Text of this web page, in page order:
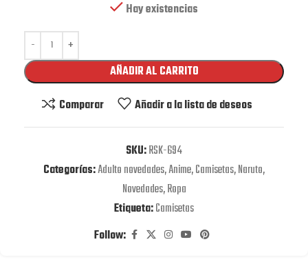
Hay existencias
AÑADIR AL CARRITO
Comparar
Añadir a la lista de deseos
SKU:RSK-694
Categorías:Adulto novedades,Anime,Camisetas,Naruto,
Novedades,Ropa
Etiqueta:Camisetas
Follow: